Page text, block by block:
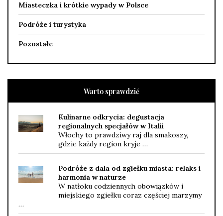
Miasteczka i krótkie wypady w Polsce
Podróże i turystyka
Pozostałe
Warto sprawdzić
Kulinarne odkrycia: degustacja
regionalnych specjałów w Italii
Włochy to prawdziwy raj dla smakoszy,
gdzie każdy region kryje …
Podróże z dala od zgiełku miasta: relaks i
harmonia w naturze
W natłoku codziennych obowiązków i
miejskiego zgiełku coraz częściej marzymy
…